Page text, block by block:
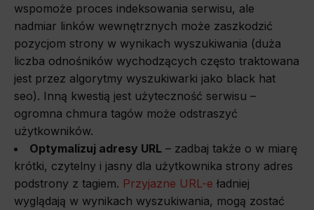
wspomoże proces indeksowania serwisu, ale
nadmiar linków wewnętrznych może zaszkodzić
pozycjom strony w wynikach wyszukiwania (duża
liczba odnośników wychodzących często traktowana
jest przez algorytmy wyszukiwarki jako black hat
seo). Inną kwestią jest użyteczność serwisu –
ogromna chmura tagów może odstraszyć
użytkowników.
Optymalizuj adresy URL – zadbaj także o w miarę
krótki, czytelny i jasny dla użytkownika strony adres
podstrony z tagiem. Przyjazne URL-e ładniej
wyglądają w wynikach wyszukiwania, mogą zostać